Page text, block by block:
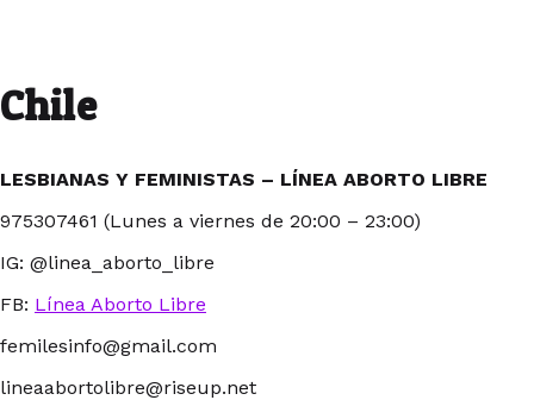
Chile
LESBIANAS Y FEMINISTAS – LÍNEA ABORTO LIBRE
975307461 (Lunes a viernes de 20:00 – 23:00)
IG: @linea_aborto_libre
FB: Línea Aborto Libre
femilesinfo@gmail.com
lineaabortolibre@riseup.net